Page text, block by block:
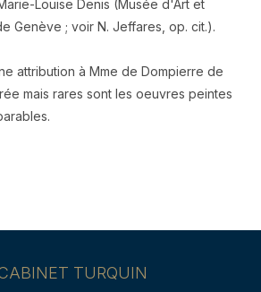
Louise Denis (Musée d'Art et
Genève ; voir N. Jeffares, op. cit.).
attribution à Mme de Dompierre de
mais rares sont les oeuvres peintes
TURQUIN